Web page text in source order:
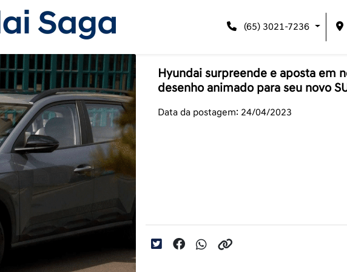
(65) 3021-7236
Hyundai surpreende e aposta em
desenho animado para seu novo
Data da postagem: 24/04/2023